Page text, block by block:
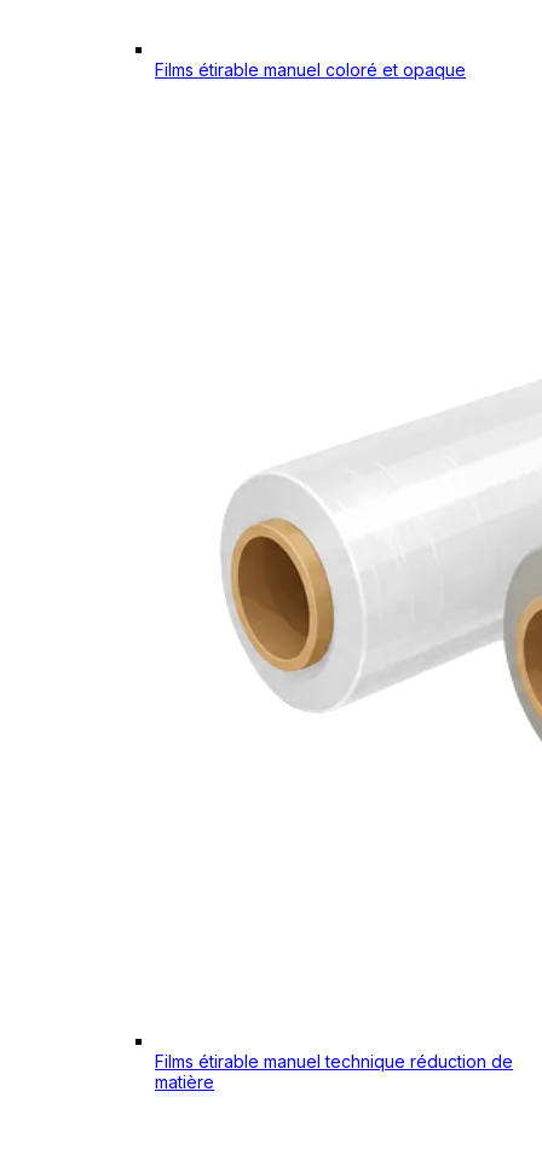
Films étirable manuel coloré et opaque
Films étirable manuel technique réduction de
matière